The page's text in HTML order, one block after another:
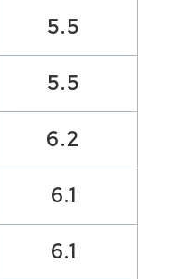
5.5
5.5
6.2
6.1
6.1